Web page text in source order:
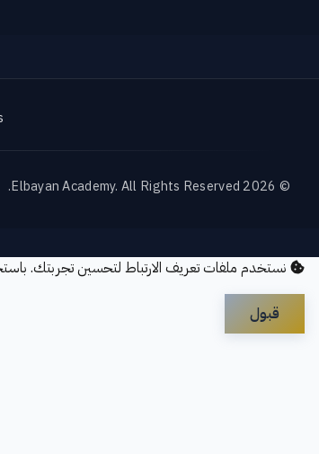
© 2026 Elbayan Academy. All Rights Reserved.
نستخدم ملفات تعريف الارتباط لتحسين تجربتك.
قبول